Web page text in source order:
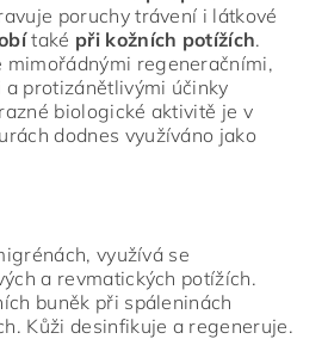
poruchy trávení i látkové
také při kožních potížích.
mimořádnými regeneračními,
protizánětlivými účinky
biologické aktivitě je v
dodnes využíváno jako
využívá se
a revmatických potížích.
buněk při spáleninách
Kůži desinfikuje a regeneruje.